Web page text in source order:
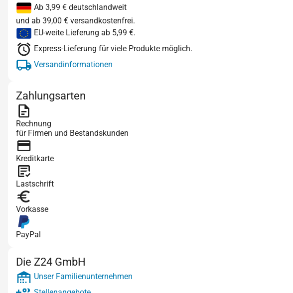
Ab 3,99 € deutschlandweit
und ab 39,00 € versandkostenfrei.
EU-weite Lieferung ab 5,99 €.
Express-Lieferung für viele Produkte möglich.
Versandinformationen
Zahlungsarten
Rechnung
für Firmen und Bestandskunden
Kreditkarte
Lastschrift
Vorkasse
PayPal
Die Z24 GmbH
Unser Familienunternehmen